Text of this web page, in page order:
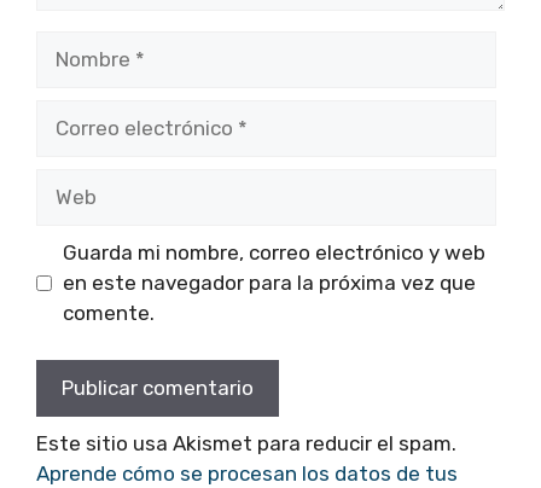
Guarda mi nombre, correo electrónico y web
en este navegador para la próxima vez que
comente.
Este sitio usa Akismet para reducir el spam.
Aprende cómo se procesan los datos de tus